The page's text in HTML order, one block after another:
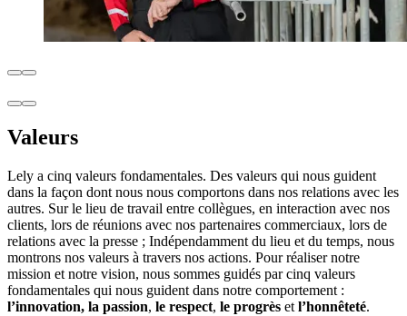
Valeurs
Lely a cinq valeurs fondamentales. Des valeurs qui nous guident
dans la façon dont nous nous comportons dans nos relations avec les
autres. Sur le lieu de travail entre collègues, en interaction avec nos
clients, lors de réunions avec nos partenaires commerciaux, lors de
relations avec la presse ; Indépendamment du lieu et du temps, nous
montrons nos valeurs à travers nos actions. Pour réaliser notre
mission et notre vision, nous sommes guidés par cinq valeurs
fondamentales qui nous guident dans notre comportement :
l’innovation, la passion, le respect, le progrès et l’honnêteté.